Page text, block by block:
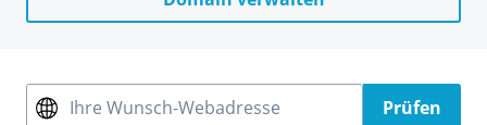
Ihre Wunsch-Webadresse Prüfen